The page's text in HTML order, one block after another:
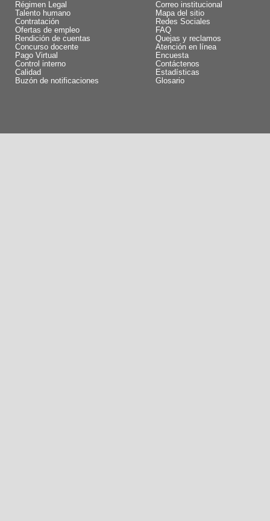
Régimen Legal
Talento humano
Contratación
Ofertas de empleo
Rendición de cuentas
Concurso docente
Pago Virtual
Control interno
Calidad
Buzón de notificaciones
Correo institucional
Mapa del sitio
Redes Sociales
FAQ
Quejas y reclamos
Atención en línea
Encuesta
Contáctenos
Estadísticas
Glosario